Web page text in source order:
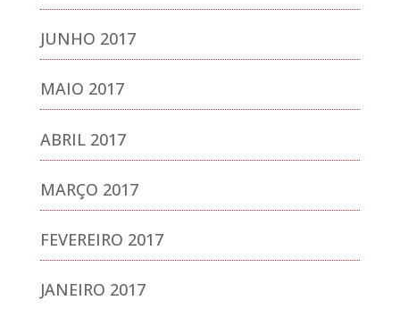
JUNHO 2017
MAIO 2017
ABRIL 2017
MARÇO 2017
FEVEREIRO 2017
JANEIRO 2017